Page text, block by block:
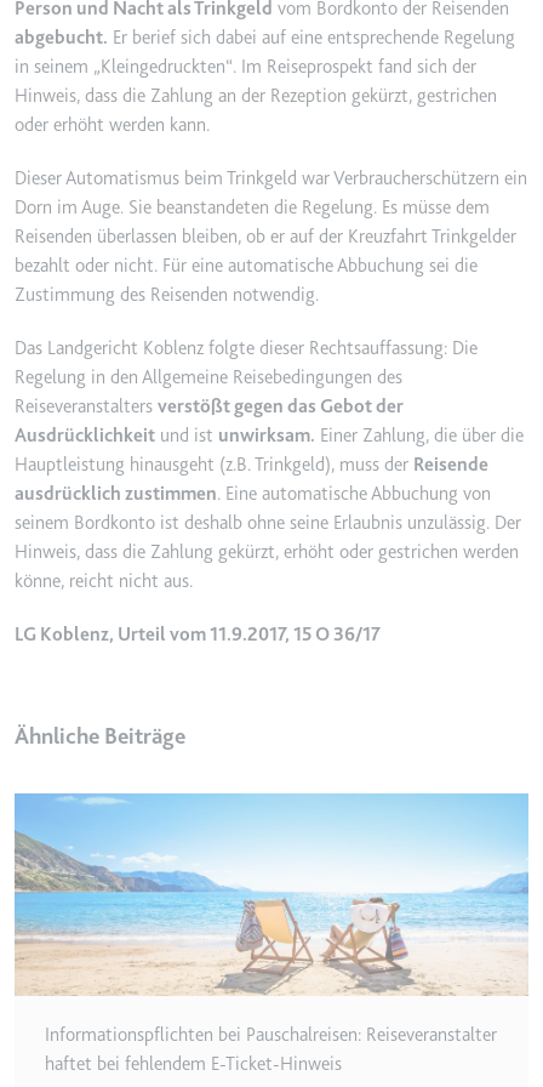
Zweck:
Wird verwendet, um Daten zu
Google Analytics über das Gerät
und das Verhalten des Besuchers
zu senden. Erfasst den Besucher
über Geräte und Marketingkanäle
Ablauf:
2 Jahre
Typ:
HTTP-Cookie
Anbieter:
smartlaw.de
Zweck:
Wird verwendet, um Daten zu
Google Analytics über das Gerät
und das Verhalten des Besuchers
zu senden. Erfasst den Besucher
über Geräte und Marketingkanäle
hinweg.
Ablauf:
2 Jahre
Anbieter:
der Werbeaktivitäten der Website
Website über mehrere Websites
hinweg gesammelt werden.
Ablauf:
3 Monate
Typ:
HTTP-Cookie
_gcl_ls
YouTube-Videos zu schätzen.
Ablauf:
180 Tage
Typ:
HTTP-Cookie
YSC
Anbieter:
youtube.com
Zweck:
Registriert eine eindeutige ID, um
Statistiken der Videos von
YouTube, die der Benutzer
gesehen hat, zu behalten.
Ablauf:
Sitzung
Typ:
HTTP-Cookie
Person und Nacht als Trinkgeld vom Bordkonto der Reisenden
abgebucht. Er berief sich dabei auf eine entsprechende Regelung
in seinem „Kleingedruckten“. Im Reiseprospekt fand sich der
Hinweis, dass die Zahlung an der Rezeption gekürzt, gestrichen
oder erhöht werden kann.
Dieser Automatismus beim Trinkgeld war Verbraucherschützern ein
Dorn im Auge. Sie beanstandeten die Regelung. Es müsse dem
Reisenden überlassen bleiben, ob er auf der Kreuzfahrt Trinkgelder
bezahlt oder nicht. Für eine automatische Abbuchung sei die
Zustimmung des Reisenden notwendig.
Das Landgericht Koblenz folgte dieser Rechtsauffassung: Die
Regelung in den Allgemeine Reisebedingungen des
Reiseveranstalters verstößt gegen das Gebot der
Ausdrücklichkeit und ist unwirksam. Einer Zahlung, die über die
Hauptleistung hinausgeht (z.B. Trinkgeld), muss der Reisende
ausdrücklich zustimmen. Eine automatische Abbuchung von
seinem Bordkonto ist deshalb ohne seine Erlaubnis unzulässig. Der
Hinweis, dass die Zahlung gekürzt, erhöht oder gestrichen werden
könne, reicht nicht aus.
LG Koblenz, Urteil vom 11.9.2017, 15 O 36/17
Ähnliche Beiträge
Informationspflichten bei Pauschalreisen: Reiseveranstalter
haftet bei fehlendem E-Ticket-Hinweis